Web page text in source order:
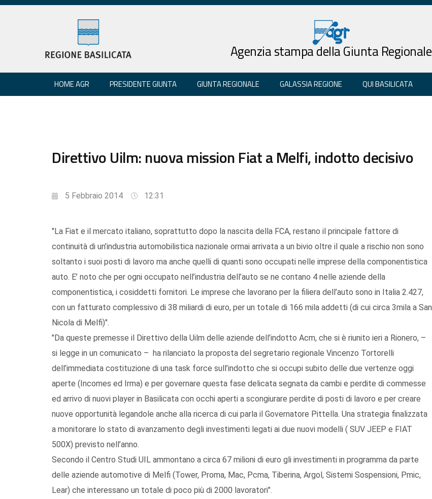
Agenzia stampa della Giunta Regionale
HOME AGR PRESIDENTE GIUNTA GIUNTA REGIONALE GALASSIA REGIONE QUI BASILICATA
Direttivo Uilm: nuova mission Fiat a Melfi, indotto decisivo
5 Febbraio 2014 12:31
"La Fiat e il mercato italiano, soprattutto dopo la nascita della FCA, restano il principale fattore di
continuità di un’industria automobilistica nazionale ormai arrivata a un bivio oltre il quale a rischio non sono
soltanto i suoi posti di lavoro ma anche quelli di quanti sono occupati nelle imprese della componentistica
auto. E’ noto che per ogni occupato nell’industria dell’auto se ne contano 4 nelle aziende della
componentistica, i cosiddetti fornitori. Le imprese che lavorano per la filiera dell’auto sono in Italia 2.427,
con un fatturato complessivo di 38 miliardi di euro, per un totale di 166 mila addetti (di cui circa 3mila a San
Nicola di Melfi)".
"Da queste premesse il Direttivo della Uilm delle aziende dell’indotto Acm, che si è riunito ieri a Rionero, –
si legge in un comunicato – ha rilanciato la proposta del segretario regionale Vincenzo Tortorelli
dell’immediata costituzione di una task force sull’indotto che si occupi subito delle due vertenze oggi
aperte (Incomes ed Irma) e per governare questa fase delicata segnata da cambi e perdite di commesse
ed arrivo di nuovi player in Basilicata con occhi aperti a scongiurare perdite di posti di lavoro e per creare
nuove opportunità legandole anche alla ricerca di cui parla il Governatore Pittella. Una strategia finalizzata
a monitorare lo stato di avanzamento degli investimenti legati ai due nuovi modelli ( SUV JEEP e FIAT
500X) previsto nell’anno.
Secondo il Centro Studi UIL ammontano a circa 67 milioni di euro gli investimenti in programma da parte
delle aziende automotive di Melfi (Tower, Proma, Mac, Pcma, Tiberina, Argol, Sistemi Sospensioni, Pmic,
Lear) che interessano un totale di poco più di 2000 lavoratori".